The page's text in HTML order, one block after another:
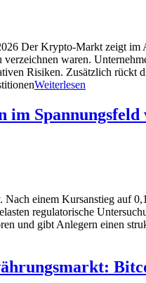
Der Krypto-Markt zeigt
waren.
Risiken. Zusätzlich
Weiterlesen
im
einem Kursanstieg auf
regulatorische
und gibt Anlegern einen